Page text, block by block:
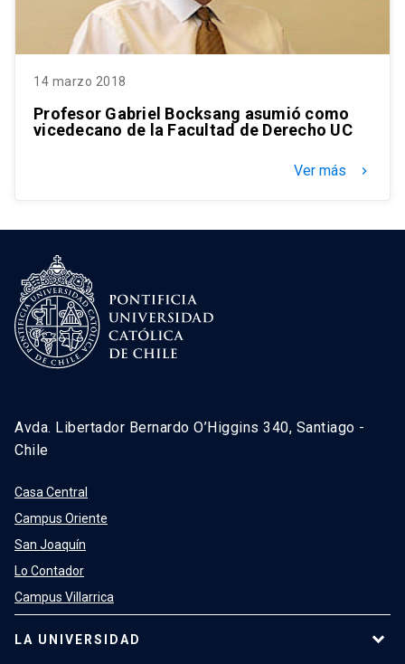
14 marzo 2018
Profesor Gabriel Bocksang asumió como
vicedecano de la Facultad de Derecho UC
Ver más keyboard_arrow_right
Avda. Libertador Bernardo O’Higgins 340, Santiago -
Chile
Casa Central
Campus Oriente
San Joaquín
Lo Contador
Campus Villarrica
LA UNIVERSIDAD